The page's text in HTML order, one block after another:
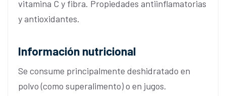
vitamina C y fibra. Propiedades antiinflamatorias
y antioxidantes.
Información nutricional
Se consume principalmente deshidratado en
polvo (como superalimento) o en jugos.